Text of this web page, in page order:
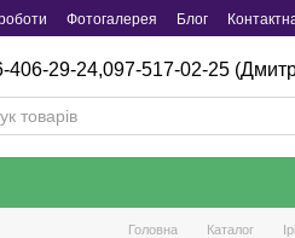
Фотогалерея Блог
406-29-24,097-517-02-25
Головна Каталог